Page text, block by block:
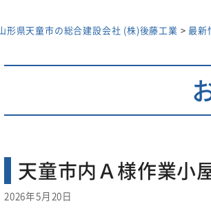
形県天童市の総合建設会社 (株)後藤工業 > 最新
天童市内Ａ様作業
2026年5月20日